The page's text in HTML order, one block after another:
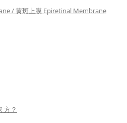
/ 黄斑上膜 Epiretinal Membrane
方？